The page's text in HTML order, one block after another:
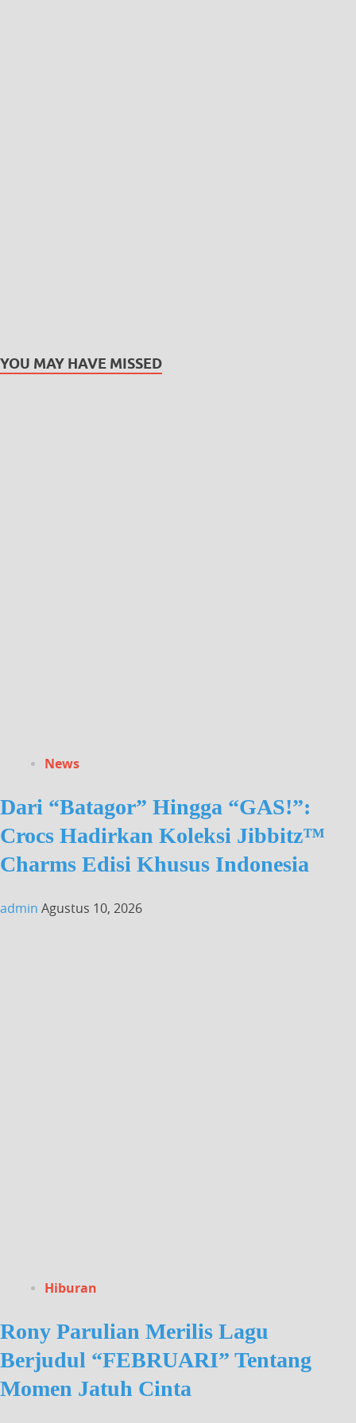
YOU MAY HAVE MISSED
News
Dari “Batagor” Hingga “GAS!”:
Crocs Hadirkan Koleksi Jibbitz™
Charms Edisi Khusus Indonesia
admin Agustus 10, 2026
Hiburan
Rony Parulian Merilis Lagu
Berjudul “FEBRUARI” Tentang
Momen Jatuh Cinta